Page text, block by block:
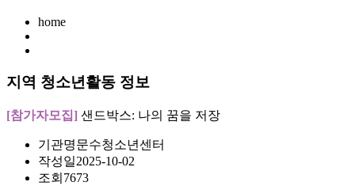
home
지역 청소년활동 정보
[참가자모집] 샌드박스: 나의 꿈을 저장
기관명문수청소년센터
작성일2025-10-02
조회 7673